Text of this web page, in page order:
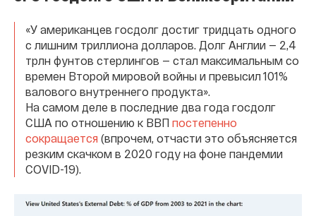
«У американцев госдолг достиг тридцать одного
с лишним триллиона долларов. Долг Англии — 2,4
трлн фунтов стерлингов — стал максимальным со
времен Второй мировой войны и превысил 101%
валового внутреннего продукта».
На самом деле в последние два года госдолг
США по отношению к ВВП постепенно
сокращается (впрочем, отчасти это объясняется
резким скачком в 2020 году на фоне пандемии
COVID-19).